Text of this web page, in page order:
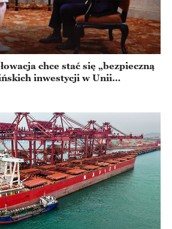
chce stać się „bezpieczną
inwestycji w Unii